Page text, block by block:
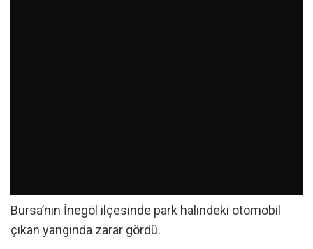
Bursa’nın İnegöl ilçesinde park halindeki otomobil
çıkan yangında zarar gördü.